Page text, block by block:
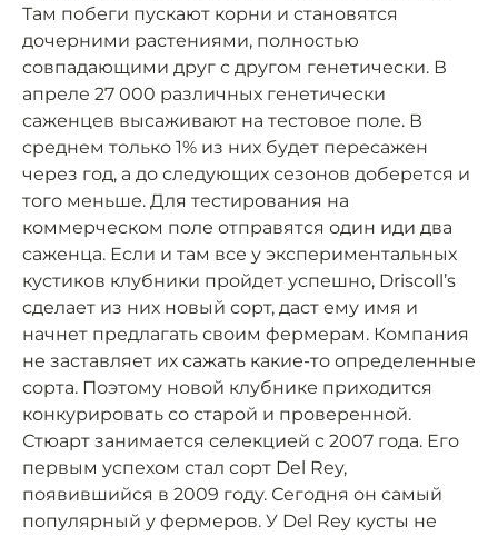
Там побеги пускают корни и становятся
дочерними растениями, полностью
совпадающими друг с другом генетически. В
апреле 27 000 различных генетически
саженцев высаживают на тестовое поле. В
среднем только 1% из них будет пересажен
через год, а до следующих сезонов доберется и
того меньше. Для тестирования на
коммерческом поле отправятся один иди два
саженца. Если и там все у экспериментальных
кустиков клубники пройдет успешно, Driscoll’s
сделает из них новый сорт, даст ему имя и
начнет предлагать своим фермерам. Компания
не заставляет их сажать какие-то определенные
сорта. Поэтому новой клубнике приходится
конкурировать со старой и проверенной.
Стюарт занимается селекцией с 2007 года. Его
первым успехом стал сорт Del Rey,
появившийся в 2009 году. Сегодня он самый
популярный у фермеров. У Del Rey кусты не